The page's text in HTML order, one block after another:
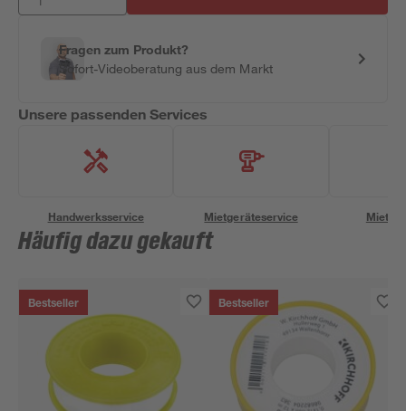
Fragen zum Produkt?
Sofort-Videoberatung aus dem Markt
Unsere passenden Services
Handwerksservice Mietgeräteservice
Häufig dazu gekauft
Bestseller Bestseller